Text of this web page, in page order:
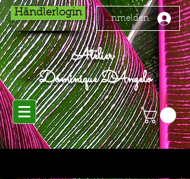
Händlerlogin
Anmelden
Atelier
Dominique D'Angelo